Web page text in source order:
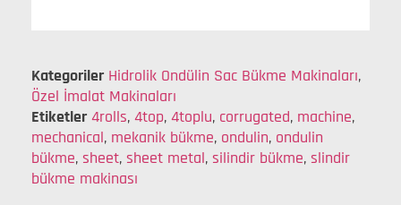
Kategoriler Hidrolik Ondülin Sac Bükme Makinaları,
Özel İmalat Makinaları
Etiketler 4rolls, 4top, 4toplu, corrugated, machine,
mechanical, mekanik bükme, ondulin, ondulin
bükme, sheet, sheet metal, silindir bükme, slindir
bükme makinası